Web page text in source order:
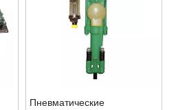
Пневматические